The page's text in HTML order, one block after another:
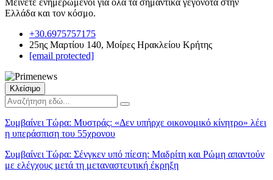
Μείνετε ενημερωμένοι για όλα τα σημαντικά γεγονότα στην
Ελλάδα και τον κόσμο.
+30.6975757175
25ης Μαρτίου 140, Μοίρες Ηρακλείου Κρήτης
[email protected]
Κλείσιμο
Συμβαίνει Τώρα: Μυστράς: «Δεν υπήρχε οικονομικό κίνητρο» λέει
η υπεράσπιση του 55χρονου
Συμβαίνει Τώρα: Σένγκεν υπό πίεση: Μαδρίτη και Ρώμη απαντούν
με ελέγχους μετά τη μεταναστευτική έκρηξη